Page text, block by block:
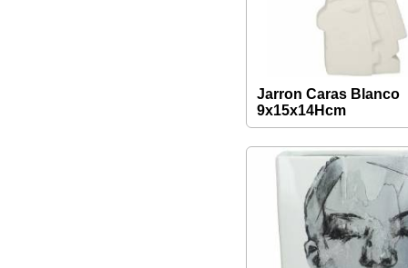
Jarron Caras Blanco
9x15x14Hcm